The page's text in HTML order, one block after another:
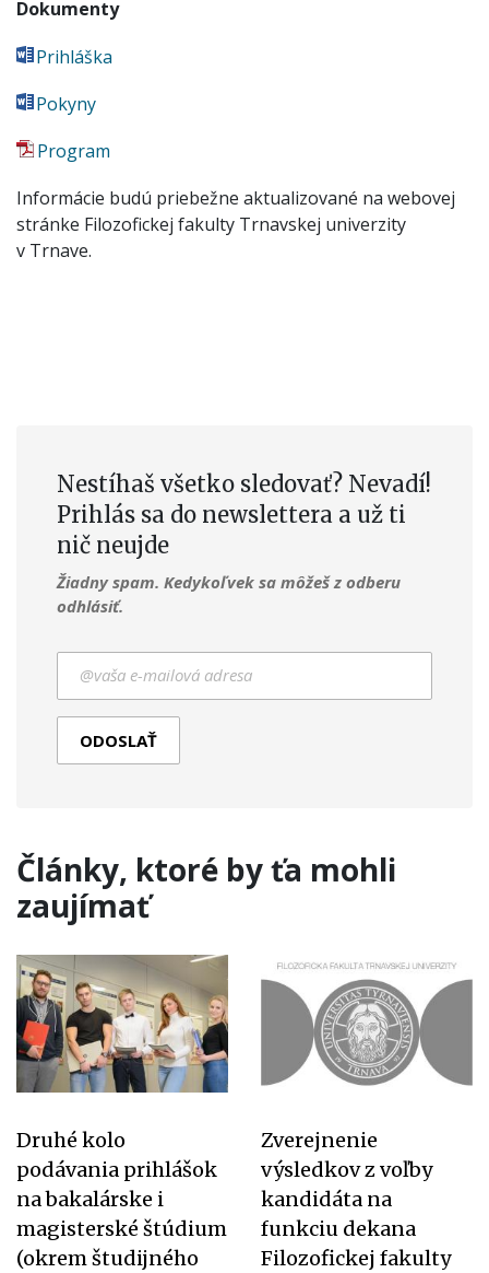
Dokumenty
Prihláška
Pokyny
Program
Informácie budú priebežne aktualizované na webovej
stránke Filozofickej fakulty Trnavskej univerzity
v Trnave.
Nestíhaš všetko sledovať? Nevadí!
Prihlás sa do newslettera a už ti
nič neujde
Žiadny spam. Kedykoľvek sa môžeš z odberu
odhlásiť.
Články, ktoré by ťa mohli
zaujímať
Druhé kolo
podávania prihlášok
na bakalárske i
magisterské štúdium
(okrem študijného
Zverejnenie
výsledkov z voľby
kandidáta na
funkciu dekana
Filozofickej fakulty